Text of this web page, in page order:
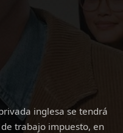
inglesa se tendrá
trabajo impuesto, en